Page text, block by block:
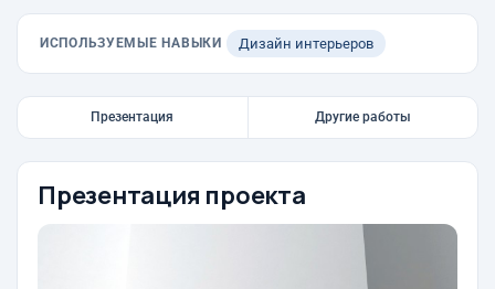
ИСПОЛЬЗУЕМЫЕ НАВЫКИ Дизайн интерьеров
Презентация Другие работы
Презентация проекта